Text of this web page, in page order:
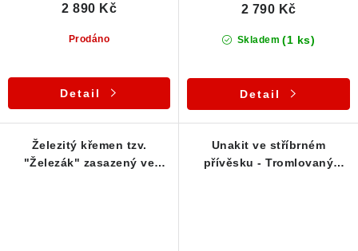
Prodáno
2 890 Kč
Detail
Skladem (1 ks)
2 790 Kč
Detail
Železitý křemen tzv.
"Železák" zasazený ve
Unakit ve stříbrném
přívěsku - Tromlovaný